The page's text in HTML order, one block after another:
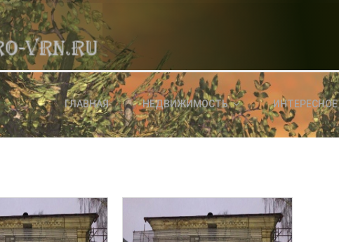
НА САЙТЕ
Забыли пароль?
Регистрация
ГЛАВНАЯ НЕДВИЖИМОСТЬ ИНТЕРЕСНОЕ